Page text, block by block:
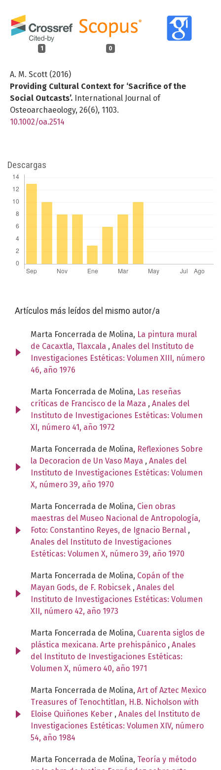
1 0
A. M. Scott (2016)
Providing Cultural Context for ‘Sacrifice of the
Social Outcasts’. International Journal of
Osteoarchaeology, 26(6), 1103.
10.1002/oa.2514
Descargas
Artículos más leídos del mismo autor/a
Marta Foncerrada de Molina, La pintura mural
de Cacaxtla, Tlaxcala , Anales del Instituto de
Investigaciones Estéticas: Volumen XIII, número
46, año 1976
Marta Foncerrada de Molina, Las reseñas
críticas de Francisco de la Maza , Anales del
Instituto de Investigaciones Estéticas: Volumen
XI, número 41, año 1972
Marta Foncerrada de Molina, Reflexiones Sobre
la Decoracion de Un Vaso Maya , Anales del
Instituto de Investigaciones Estéticas: Volumen
X, número 39, año 1970
Marta Foncerrada de Molina, Cien obras
maestras del Museo Nacional de Antropología,
Foto: Constantino Reyes, de Ignacio Bernal ,
Anales del Instituto de Investigaciones
Estéticas: Volumen X, número 39, año 1970
Marta Foncerrada de Molina, Copán of the
Mayan Gods, de F. Robicsek , Anales del
Instituto de Investigaciones Estéticas: Volumen
XII, número 42, año 1973
Marta Foncerrada de Molina, Cuarenta siglos de
plástica mexicana. Arte prehispánico , Anales
del Instituto de Investigaciones Estéticas:
Volumen X, número 40, año 1971
Marta Foncerrada de Molina, Art of Aztec Mexico
Treasures of Tenochtitlan, H.B. Nicholson with
Eloise Quiñones Keber , Anales del Instituto de
Investigaciones Estéticas: Volumen XIV, número
54, año 1984
Marta Foncerrada de Molina, Teoría y método